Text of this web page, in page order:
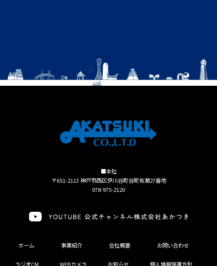
■本社
〒651-2113 神戸市西区伊川谷町谷町有瀬27番地
078-975-2120
ホーム 事業紹介 会社概要 お問い合わせ
ラジオCM WEBカメラ お知らせ 個人情報保護方針